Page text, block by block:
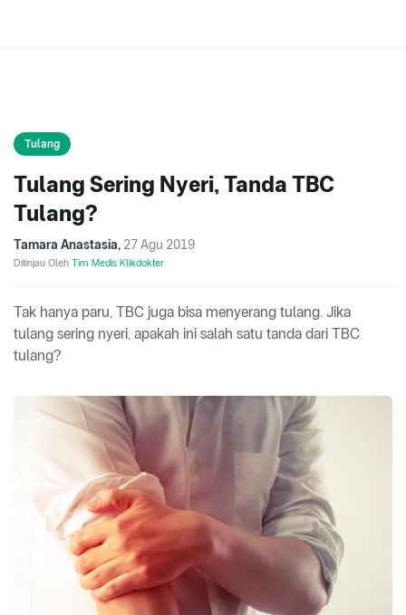
Tulang
Tulang Sering Nyeri, Tanda TBC
Tulang?
Tamara Anastasia, 27 Agu 2019
Ditinjau Oleh Tim Medis Klikdokter
Tak hanya paru, TBC juga bisa menyerang tulang. Jika
tulang sering nyeri, apakah ini salah satu tanda dari TBC
tulang?